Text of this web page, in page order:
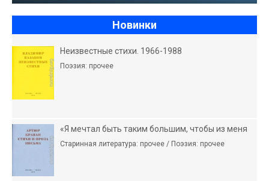
Новинки
Неизвестные стихи. 1966-1988
Поэзия: прочее
«Я мечтал быть таким большим, чтобы из меня
Старинная литература: прочее / Поэзия: прочее